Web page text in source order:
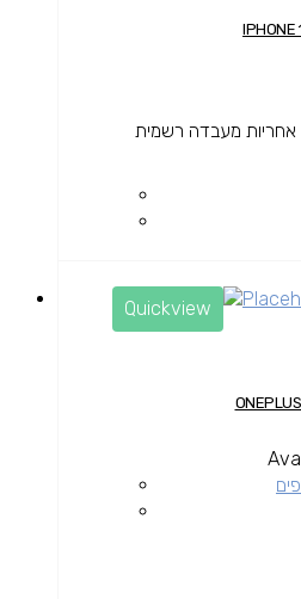
מעבדה רשמית
Quickview